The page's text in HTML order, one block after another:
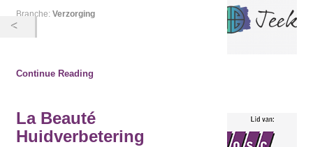
Branche: Verzorging
Continue Reading
La Beauté
Huidverbetering